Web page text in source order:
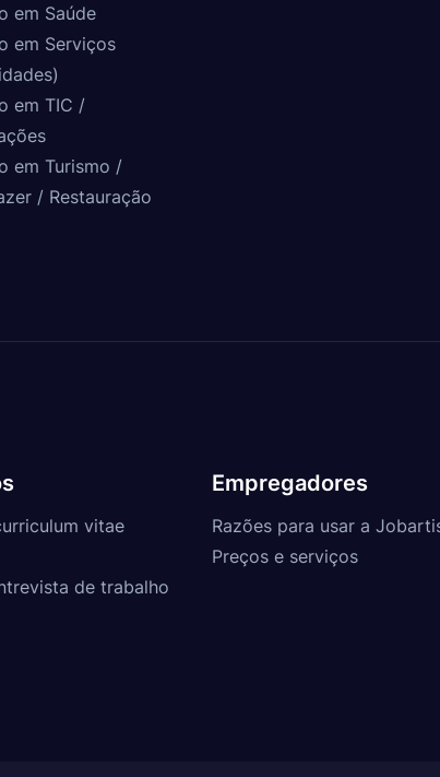
em Saúde
em Serviços
em TIC /
em Turismo /
/ Restauração
vitae
de trabalho
Empregadores
Razões para usar a
Preços e serviços